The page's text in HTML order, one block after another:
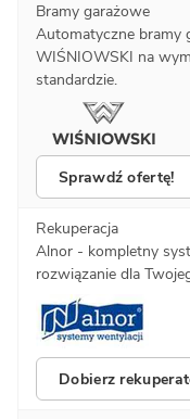
Bramy garażowe
Automatyczne bramy
WIŚNIOWSKI na
standardzie.
Sprawdź ofertę!
Rekuperacja
Alnor - kompletny
rozwiązanie dla
Dobierz